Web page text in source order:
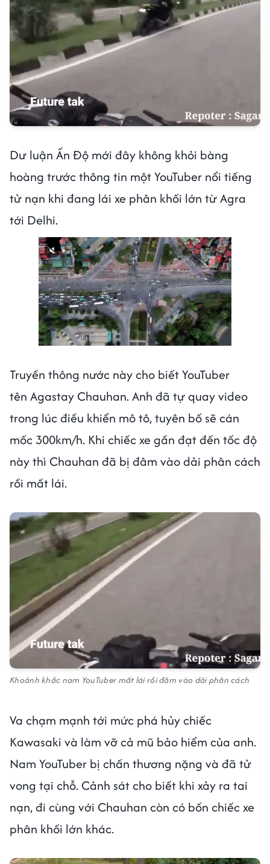
Dư luận Ấn Độ mới đây không khỏi bàng
hoàng trước thông tin một YouTuber nổi tiếng
tử nạn khi đang lái xe phân khối lớn từ Agra
tới Delhi.
Truyền thông nước này cho biết YouTuber
tên Agastay Chauhan. Anh đã tự quay video
trong lúc điều khiển mô tô, tuyên bố sẽ cán
mốc 300km/h. Khi chiếc xe gần đạt đến tốc độ
này thì Chauhan đã bị đâm vào dải phân cách
rồi mất lái.
Khoảnh khắc nam YouTuber mất lái rồi đâm vào dải phân cách
Va chạm mạnh tới mức phá hủy chiếc
Kawasaki và làm vỡ cả mũ bảo hiểm của anh.
Nam YouTuber bị chấn thương nặng và đã tử
vong tại chỗ. Cảnh sát cho biết khi xảy ra tai
nạn, đi cùng với Chauhan còn có bốn chiếc xe
phân khối lớn khác.